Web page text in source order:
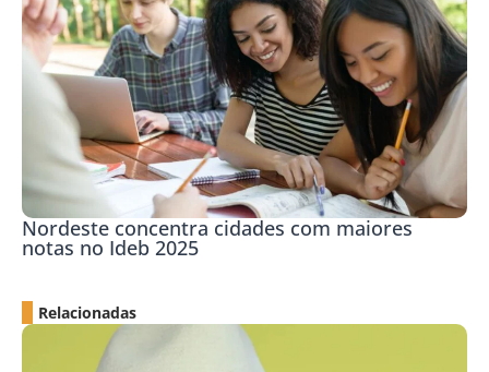
Nordeste concentra cidades com maiores
notas no Ideb 2025
Relacionadas